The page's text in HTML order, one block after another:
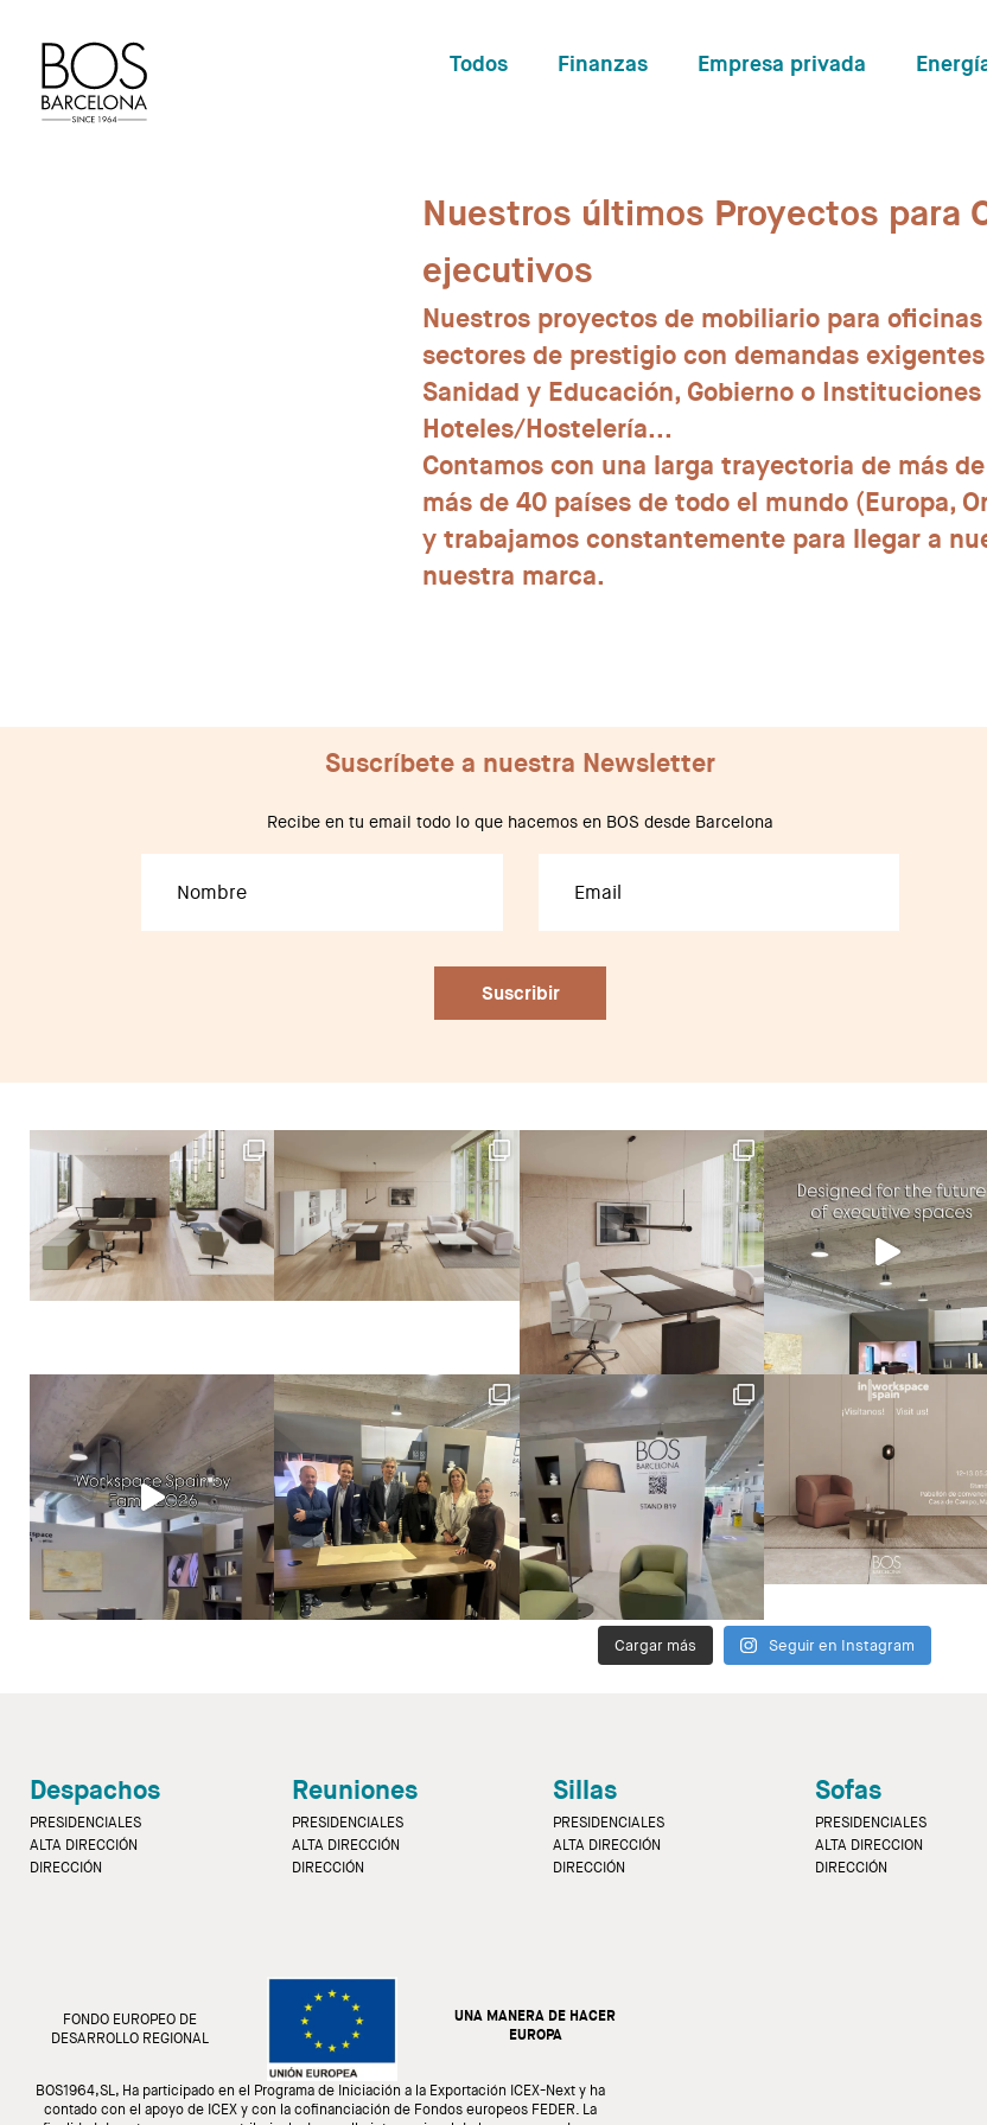
Todos Finanzas Empresa privada
Nuestros últimos Proyectos para
ejecutivos
Nuestros proyectos de mobiliario para
sectores de prestigio con demandas
Sanidad y Educación, Gobierno o
Hoteles/Hostelería...
Contamos con una larga trayectoria de más
más de 40 países de todo el mundo (Europa,
y trabajamos constantemente para llegar a
nuestra marca.
Suscríbete a nuestra Newsletter
Recibe en tu email todo lo que hacemos en BOS desde Barcelona
Cargar más Seguir en Instagram
Despachos
PRESIDENCIALES
ALTA DIRECCIÓN
DIRECCIÓN
Reuniones
PRESIDENCIALES
ALTA DIRECCIÓN
DIRECCIÓN
Sillas
PRESIDENCIALES
ALTA DIRECCIÓN
DIRECCIÓN
Sofas
PRESIDENCIALES
ALTA DIRECCION
DIRECCIÓN
FONDO EUROPEO DE
DESARROLLO REGIONAL
UNA MANERA DE HACER
EUROPA
BOS1964,SL, Ha participado en el Programa de Iniciación a la Exportación ICEX-Next y ha
contado con el apoyo de ICEX y con la cofinanciación de Fondos europeos FEDER. La